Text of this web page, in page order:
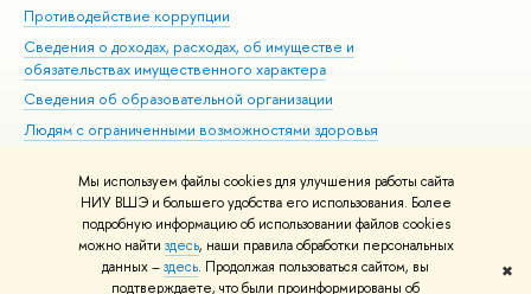
Мы используем файлы cookies для улучшения работы сайта
НИУ ВШЭ и большего удобства его использования. Более
подробную информацию об использовании файлов cookies
можно найти здесь, наши правила обработки персональных
данных –здесь. Продолжая пользоваться сайтом, вы
подтверждаете, что были проинформированы об
✖
Противодействие коррупции
Сведения о доходах, расходах, об имуществе и
обязательствах имущественного характера
Сведения об образовательной организации
Людям с ограниченными возможностями здоровья
Работа в Вышке